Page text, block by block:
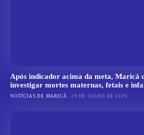
Após indicador acima da meta, Maricá
investigar mortes maternas, fetais e
NOTÍCIAS DE MARICÁ 29 DE JULHO DE 2026